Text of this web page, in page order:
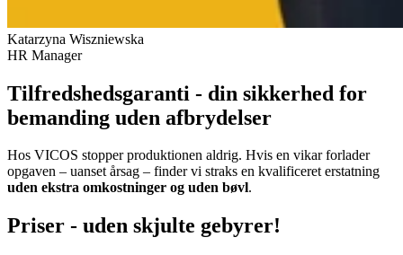
Katarzyna Wiszniewska
HR Manager
Tilfredshedsgaranti - din sikkerhed for
bemanding uden afbrydelser
Hos VICOS stopper produktionen aldrig. Hvis en vikar forlader
opgaven – uanset årsag – finder vi straks en kvalificeret erstatning
uden ekstra omkostninger og uden bøvl.
Priser - uden skjulte gebyrer!